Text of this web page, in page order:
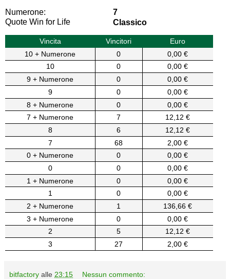
Numerone:
7
Quote Win for Life
Classico
Vincita Vincitori
Euro
10 + Numerone
0
0,00 €
10
0
0,00 €
9 + Numerone
0
0,00 €
9
0
0,00 €
8 + Numerone
0
0,00 €
7 + Numerone
7
12,12 €
8
6
12,12 €
7
68
2,00 €
0 + Numerone
0
0,00 €
0
0
0,00 €
1 + Numerone
0
0,00 €
1
0
0,00 €
2 + Numerone
1
136,66 €
3 + Numerone
0
0,00 €
2
5
12,12 €
3
27 2,00 €
bitfactory alle 23:15 Nessun commento: